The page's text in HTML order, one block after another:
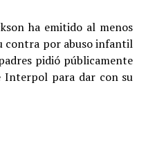
ha emitido al menos
contra por abuso infantil
pidió públicamente
Interpol para dar con su